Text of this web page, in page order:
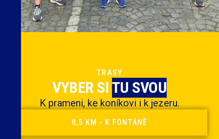
TRASY
VYBER SITU SVOU
K prameni, ke koníkovi i k jezeru.
0,5 KM - K FONTÁNĚ